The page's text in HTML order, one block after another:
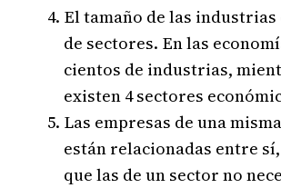
El tamaño de las industrias
de sectores. En las
cientos de industrias,
existen 4 sectores
Las empresas de una
están relacionadas entre
que las de un sector no